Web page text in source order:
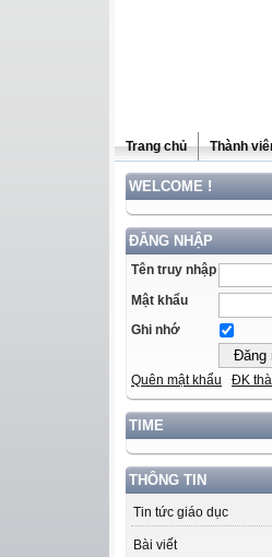
Trang chủ Thành
WELCOME !
ĐĂNG NHẬP
Tên truy nhập
Mật khẩu
Ghi nhớ
Quên mật khẩu ĐK
TIME
THÔNG TIN
Tin tức giáo dục
Bài viết